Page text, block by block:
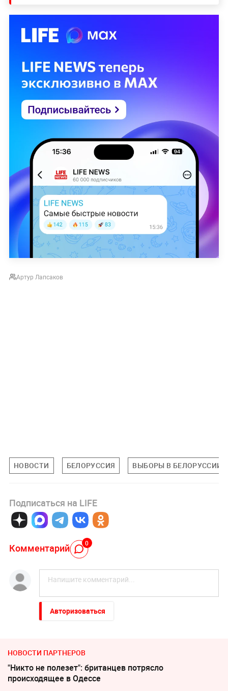
Артур Лапсаков
НОВОСТИ БЕЛОРУССИЯ ВЫБОРЫ В БЕЛОРУССИИ
Подписаться на LIFE
Комментарий 0
Авторизоваться
НОВОСТИ ПАРТНЕРОВ
"Никто не полезет": британцев потрясло
происходящее в Одессе